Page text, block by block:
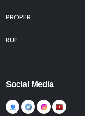
PROPER
RUP
Social Media